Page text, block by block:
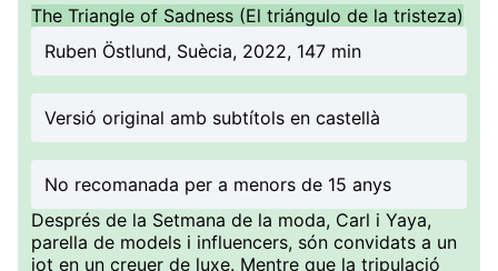
The Triangle of Sadness (El triángulo de la tristeza)
Ruben Östlund, Suècia, 2022, 147 min
Versió original amb subtítols en castellà
No recomanada per a menors de 15 anys
Després de la Setmana de la moda, Carl i Yaya,
parella de models i influencers, són convidats a un
iot en un creuer de luxe. Mentre que la tripulació